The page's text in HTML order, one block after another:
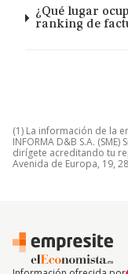
¿Qué lugar
ranking de
(1) La información de la
INFORMA D&B S.A.
dirígete acreditando tu
Avenida de Europa, 19,